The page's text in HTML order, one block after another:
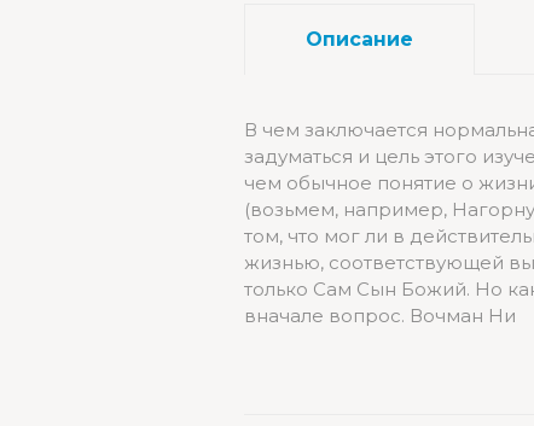
Описание
В чем заключается
задуматься и цель этого
чем обычное понятие о
(возьмем, например,
том, что мог ли в
жизнью, соответствующей
только Сам Сын Божий. Но
вначале вопрос. Вочман Ни